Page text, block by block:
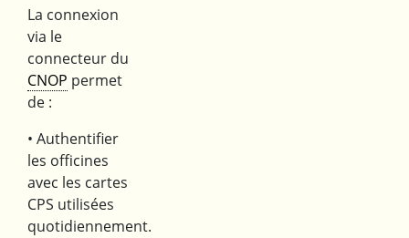
La connexion
via le
connecteur du
CNOP permet
de :
• Authentifier
les officines
avec les cartes
CPS utilisées
quotidiennement.